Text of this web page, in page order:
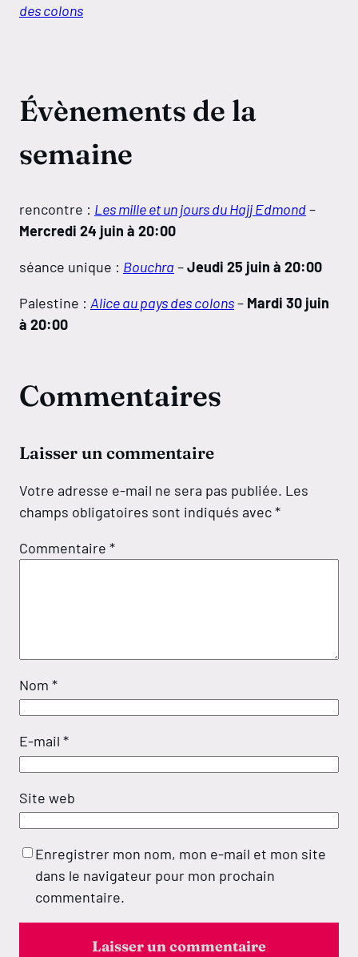
des colons
Évènements de la
semaine
rencontre : Les mille et un jours du Hajj Edmond–
Mercredi 24 juin à 20:00
séance unique : Bouchra –Jeudi 25 juin à 20:00
Palestine : Alice au pays des colons– Mardi 30 juin
à 20:00
Commentaires
Laisser un commentaire
Votre adresse e-mail ne sera pas publiée. Les
champs obligatoires sont indiqués avec*
Commentaire *
Nom *
E-mail *
Site web
Enregistrer mon nom, mon e-mail et mon site
dans le navigateur pour mon prochain
commentaire.